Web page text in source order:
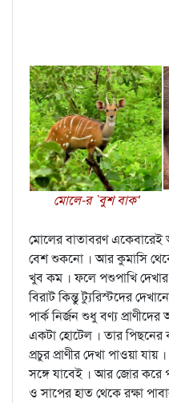
মোলে-র `বুশ বাক'
মোলের বাতাবরণ একেবারেই
বেশ শুকনো । আর কুমাসি
খুব কম । ফলে পশুপাখি
বিরাট কিন্তু ট্যুরিস্টদের
পার্ক নির্জন শুধু বণ্য
একটা হোটেল । তার পিছনের
প্রচুর প্রাণীর দেখা পাওয়া যায়
সঙ্গে যাবেই । আর জোর করে
ও সাপের হাত থেকে রক্ষা